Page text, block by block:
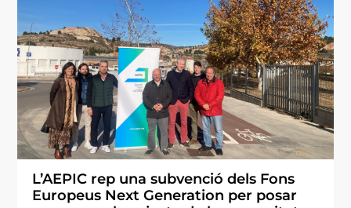
L’AEPIC rep una subvenció dels Fons
Europeus Next Generation per posar